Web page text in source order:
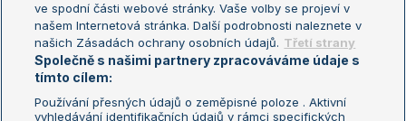
Fotbalové přestupy
Livesport Daily
LS Prague Open
ve spodní části webové stránky. Vaše volby se projeví v
našem Internetová stránka. Další podrobnosti naleznete v
našich Zásadách ochrany osobních údajů. Třetí strany
Společně s našimi partnery zpracováváme údaje s
tímto cílem:
Používání přesných údajů o zeměpisné poloze . Aktivní
vyhledávání identifikačních údajů v rámci specifických